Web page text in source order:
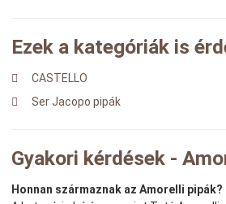
Ezek a kategóriák is
CASTELLO
Ser Jacopo pipák
Gyakori kérdések -
Honnan származnak az Amorelli pipák?